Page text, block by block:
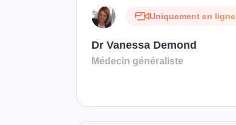
Uniquement en ligne
Dr Vanessa Demond
Médecin généraliste